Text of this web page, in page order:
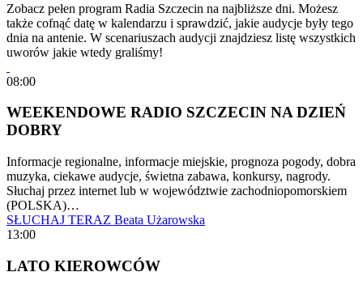
Zobacz pełen program Radia Szczecin na najbliższe dni. Możesz
także cofnąć datę w kalendarzu i sprawdzić, jakie audycje były tego
dnia na antenie. W scenariuszach audycji znajdziesz listę wszystkich
uworów jakie wtedy graliśmy!
08:00
WEEKENDOWE RADIO SZCZECIN NA DZIEŃ
DOBRY
Informacje regionalne, informacje miejskie, prognoza pogody, dobra
muzyka, ciekawe audycje, świetna zabawa, konkursy, nagrody.
Słuchaj przez internet lub w województwie zachodniopomorskiem
(POLSKA)…
SŁUCHAJ TERAZ Beata Użarowska
13:00
LATO KIEROWCÓW